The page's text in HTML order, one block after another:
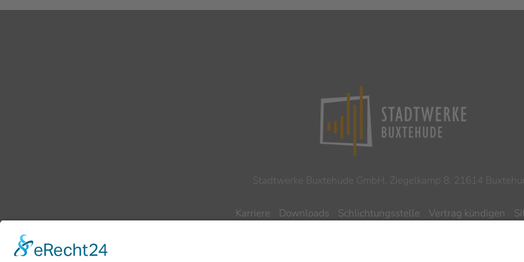
Stadtwerke Buxtehude GmbH, Ziegelkamp 8, 21614
Karriere Downloads Schlichtungsstelle Vertrag kündigen